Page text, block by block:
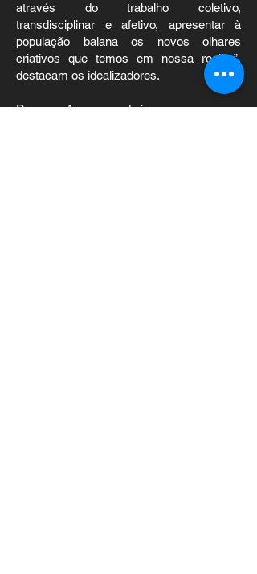
através do trabalho coletivo,
transdisciplinar e afetivo, apresentar à
população baiana os novos olhares
criativos que temos em nossa região”,
destacam os idealizadores.
Para que A margem da imagem nascesse,